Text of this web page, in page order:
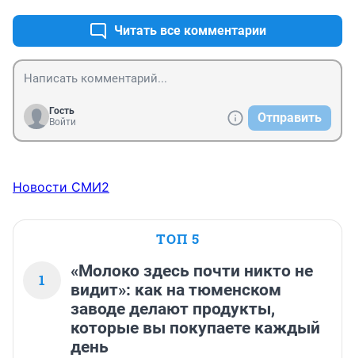
Читать все комментарии
Гость
Войти
Отправить
Новости СМИ2
ТОП 5
1
«Молоко здесь почти никто не
видит»: как на тюменском
заводе делают продукты,
которые вы покупаете каждый
день